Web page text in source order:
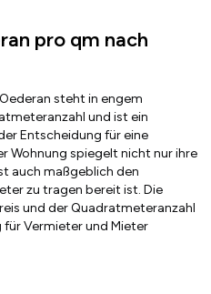
pro qm nach
steht in engem
und ist ein
Entscheidung für eine
Wohnung spiegelt nicht nur ihre
auch maßgeblich den
zu tragen bereit ist. Die
und der Quadratmeteranzahl
Vermieter und Mieter